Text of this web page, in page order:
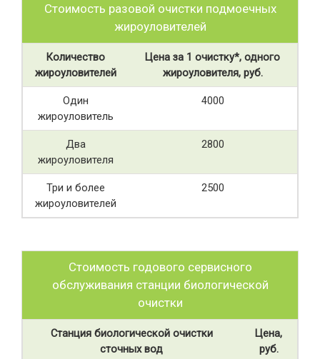
Стоимость разовой очистки подмоечных
жироуловителей
Количество
жироуловителей
Цена за 1 очистку*, одного
жироуловителя, руб.
Один
жироуловитель
4000
Два
жироуловителя
2800
Три и более
жироуловителей
2500
Стоимость годового сервисного
обслуживания станции биологической
очистки
Станция биологической очистки
сточных вод
Цена,
руб.